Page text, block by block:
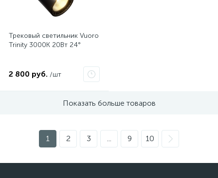
Трековый светильник Vuoro
Trinity 3000K 20Вт 24°
2 800 руб. /шт
Показать больше товаров
1 2 3 ... 9 10